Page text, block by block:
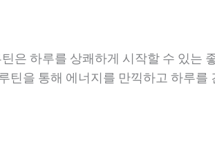
은 하루를 상쾌하게 시작할 수 있는
틴을 통해 에너지를 만끽하고 하루